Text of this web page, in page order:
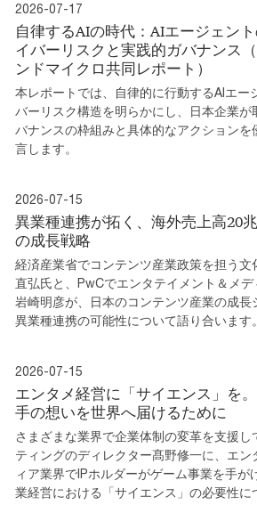
2026-07-17
自律するAIの時代：AIエージェン
イバーリスクと実践的ガバナンス
ンドマイクロ共同レポート）
本レポートでは、自律的に行動するAIエー
バーリスク構造を明らかにし、日本企業が
バナンスの枠組みと具体的なアクションを
言します。
2026-07-15
異業種連携が拓く、海外売上高20
の成長戦略
経済産業省でコンテンツ産業政策を担う文
直弘氏と、PwCでエンタテイメント＆メ
岩崎明彦が、日本のコンテンツ産業の成長
異業種連携の可能性について語り合います。
2026-07-15
エンタメ経営に「サイエンス」を
手の想いを世界へ届けるために
さまざまな業界で企業体制の変革を支援
ティングのディレクター髙野修一に、エン
ィア業界でIPホルダーがゲーム事業を手が
業経営における「サイエンス」の必要性に